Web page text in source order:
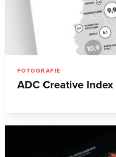
FOTOGRAFIE
ADC Creative